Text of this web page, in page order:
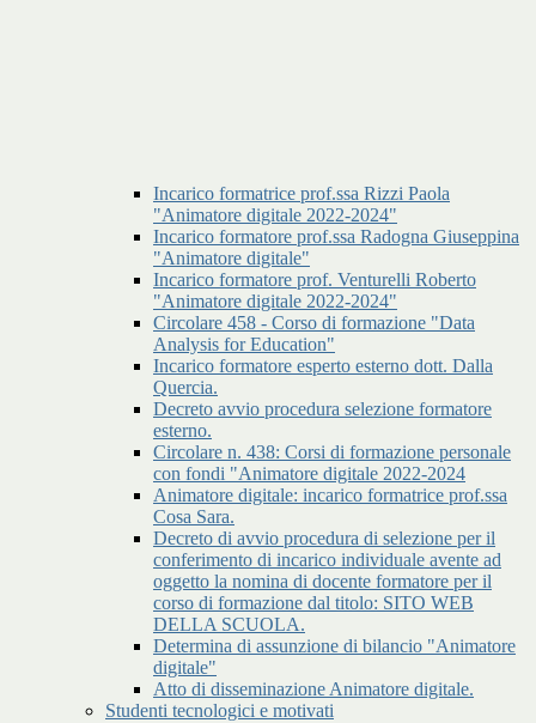
Incarico formatrice prof.ssa Rizzi Paola
"Animatore digitale 2022-2024"
Incarico formatore prof.ssa Radogna Giuseppina
"Animatore digitale"
Incarico formatore prof. Venturelli Roberto
"Animatore digitale 2022-2024"
Circolare 458 - Corso di formazione "Data
Analysis for Education"
Incarico formatore esperto esterno dott. Dalla
Quercia.
Decreto avvio procedura selezione formatore
esterno.
Circolare n. 438: Corsi di formazione personale
con fondi "Animatore digitale 2022-2024
Animatore digitale: incarico formatrice prof.ssa
Cosa Sara.
Decreto di avvio procedura di selezione per il
conferimento di incarico individuale avente ad
oggetto la nomina di docente formatore per il
corso di formazione dal titolo: SITO WEB
DELLA SCUOLA.
Determina di assunzione di bilancio "Animatore
digitale"
Atto di disseminazione Animatore digitale.
Studenti tecnologici e motivati